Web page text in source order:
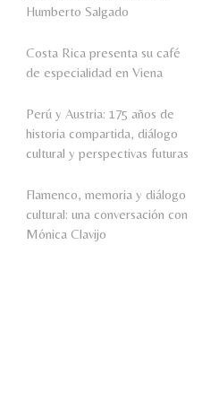
Humberto Salgado
Costa Rica presenta su café
de especialidad en Viena
Perú y Austria: 175 años de
historia compartida, diálogo
cultural y perspectivas futuras
Flamenco, memoria y diálogo
cultural: una conversación con
Mónica Clavijo